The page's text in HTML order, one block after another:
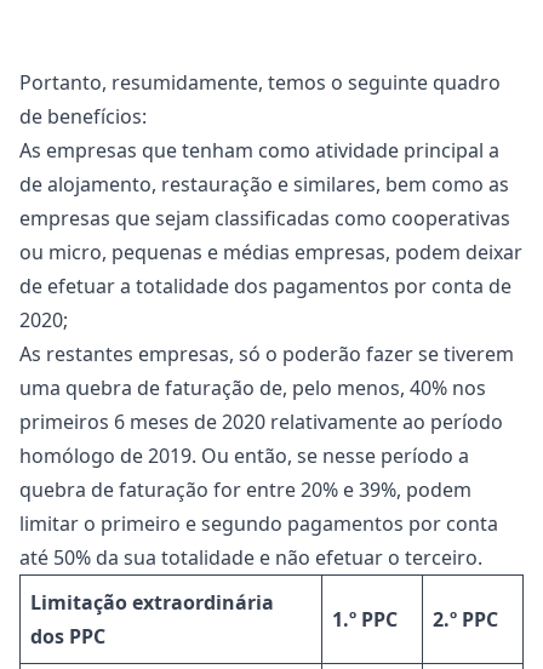
Portanto, resumidamente, temos o seguinte quadro
de benefícios:
As empresas que tenham como atividade principal a
de alojamento, restauração e similares, bem como as
empresas que sejam classificadas como cooperativas
ou micro, pequenas e médias empresas, podem deixar
de efetuar a totalidade dos pagamentos por conta de
2020;
As restantes empresas, só o poderão fazer se tiverem
uma quebra de faturação de, pelo menos, 40% nos
primeiros 6 meses de 2020 relativamente ao período
homólogo de 2019. Ou então, se nesse período a
quebra de faturação for entre 20% e 39%, podem
limitar o primeiro e segundo pagamentos por conta
até 50% da sua totalidade e não efetuar o terceiro.
Limitação extraordinária
dos PPC
1.º PPC 2.º PPC